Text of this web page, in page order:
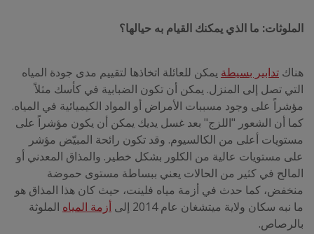
الملوثات: ما الذي يمكنك القيام به حيالها؟
هناك تدابير بسيطة يمكن للعائلة اتخاذها لتقييم مدى جودة المياه
التي تصل إلى المنزل. يمكن أن تكون الضبابية في كأسك مثلاً
مؤشراً على وجود مسببات الأمراض أو المواد الكيميائية في المياه.
كما أن الشعور "اللزج" بعد غسل يديك يمكن أن يكون مؤشراً على
مستويات أعلى من الكالسيوم. وقد تكون رائحة المبيّض مؤشر
على مستويات عالية من الكلور بشكل خطير. والمذاق المعدني أو
المالح في كثير من الحالات يعني ببساطة مستوى حموضة
منخفض، كما حدث في أزمة مياه فلينت، حيث كان هذا المذاق هو
ما نبه سكان ولاية ميتشغان عام 2014 إلى
أزمة المياه الملوثة
بالرصاص.